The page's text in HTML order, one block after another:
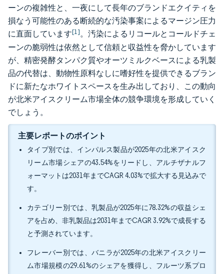
ーンの複雑性と、一夜にして長年のブランドエクイティを
損なう可能性のある断続的な汚染事案によるマージン圧力
に直面しています[1]。汚染によるリコールとコールドチェ
ーンの脆弱性は依然として信頼と収益性を脅かしています
が、精密発酵タンパク質やオーツミルクベースによる乳製
品の代替は、動物性原料なしに嗜好性を提供できるブラン
ドに新たなホワイトスペースを生み出しており、この動向
が北米アイスクリーム市場全体の競争環境を形成していく
でしょう。
主要レポートのポイント
タイプ別では、インパルス製品が2025年の北米アイスク
リーム市場シェアの43.54%をリードし、アルチザナルフ
ォーマットは2031年までCAGR 4.03%で拡大する見込みで
す。
カテゴリー別では、乳製品が2025年に78.32%の収益シェ
アを占め、非乳製品は2031年までCAGR 3.92%で成長する
と予測されています。
フレーバー別では、バニラが2025年の北米アイスクリー
ム市場規模の29.61%のシェアを獲得し、フルーツ系プロ